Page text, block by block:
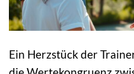
Ein Herzstück der